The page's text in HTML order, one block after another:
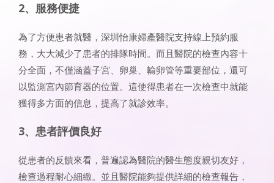
2、服務便捷
為了方便患者就醫，深圳怡康婦產醫院支持線上預約服
務，大大減少了患者的排隊時間。而且醫院的檢查內容十
分全面，不僅涵蓋子宮、卵巢、輸卵管等重要部位，還可
以監測宮內節育器的位置。這使得患者在一次檢查中就能
獲得多方面的信息，提高了就診效率。
3、患者評價良好
從患者的反饋來看，普遍認為醫院的醫生態度親切友好，
檢查過程耐心細緻。並且醫院能夠提供詳細的檢查報告，